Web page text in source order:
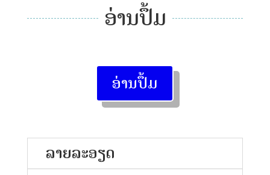
ອ່ານປຶ້ມ
ອ່ານປຶ້ມ
ລາຍລະອຽດ